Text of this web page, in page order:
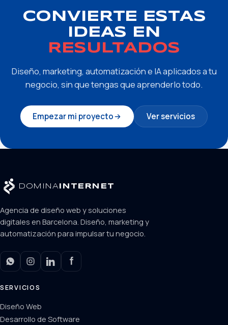
CONVIERTE ESTAS
IDEAS EN
RESULTADOS
Diseño, marketing, automatización e IA aplicados a tu
negocio, sin que tengas que aprenderlo todo.
Empezar mi proyecto Ver servicios
DOMINA INTERNET
Agencia de diseño web y soluciones
digitales en Barcelona. Diseño, marketing y
automatización para impulsar tu negocio.
SERVICIOS
Diseño Web
Desarrollo de Software